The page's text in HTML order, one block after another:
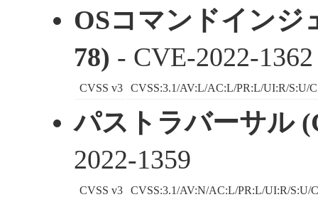
OSコマンドインジ
78) - CVE-2022-1362
CVSS v3 CVSS:3.1/AV:L/AC:L/PR:L/UI:R/S:U/
パストラバーサル
2022-1359
CVSS v3 CVSS:3.1/AV:N/AC:L/PR:L/UI:R/S:U/